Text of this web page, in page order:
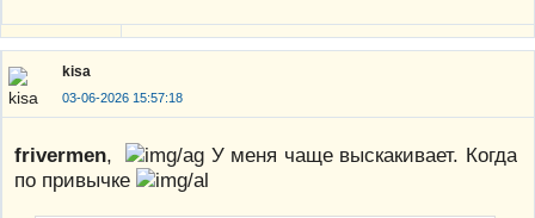
kisa
03-06-2026 15:57:18
frivermen,
У меня чаще выскакивает. Когда
по привычке